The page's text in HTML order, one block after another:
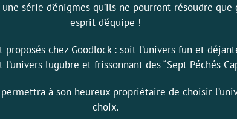
série d’énigmes qu’ils ne pourront résoudre que
esprit d’équipe !
proposés chez Goodlock : soit l’univers fun et
l’univers lugubre et frissonnant des “Sept Péchés
à son heureux propriétaire de choisir
choix.